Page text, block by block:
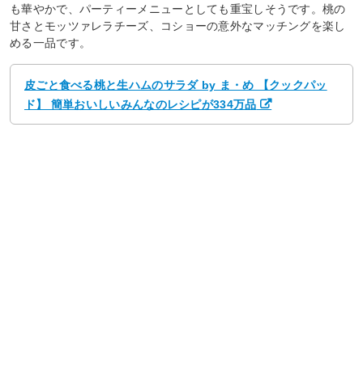
も華やかで、パーティーメニューとしても重宝しそうです。桃の
甘さとモッツァレラチーズ、コショーの意外なマッチングを楽し
める一品です。
皮ごと食べる桃と生ハムのサラダ by ま・め 【クックパッ
ド】 簡単おいしいみんなのレシピが334万品